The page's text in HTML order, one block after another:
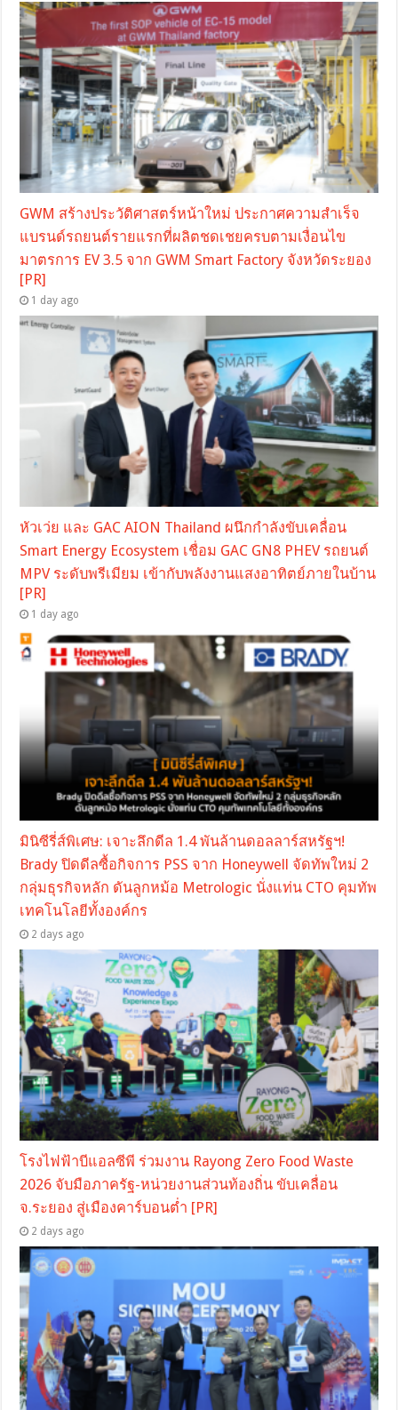
GWM สร้างประวัติศาสตร์หน้าใหม่ ประกาศความสำเร็จ
แบรนด์รถยนต์รายแรกที่ผลิตชดเชยครบตามเงื่อนไข
มาตรการ EV 3.5 จาก GWM Smart Factory จังหวัดระยอง
[PR]
1 day ago
หัวเว่ย และ GAC AION Thailand ผนึกกำลังขับเคลื่อน
Smart Energy Ecosystem เชื่อม GAC GN8 PHEV รถยนต์
MPV ระดับพรีเมียม เข้ากับพลังงานแสงอาทิตย์ภายในบ้าน
[PR]
1 day ago
มินิซีรี่ส์พิเศษ: เจาะลึกดีล 1.4 พันล้านดอลลาร์สหรัฐฯ!
Brady ปิดดีลซื้อกิจการ PSS จาก Honeywell จัดทัพใหม่ 2
กลุ่มธุรกิจหลัก ดันลูกหม้อ Metrologic นั่งแท่น CTO คุมทัพ
เทคโนโลยีทั้งองค์กร
2 days ago
โรงไฟฟ้าบีแอลซีพี ร่วมงาน Rayong Zero Food Waste
2026 จับมือภาครัฐ-หน่วยงานส่วนท้องถิ่น ขับเคลื่อน
จ.ระยอง สู่เมืองคาร์บอนต่ำ [PR]
2 days ago